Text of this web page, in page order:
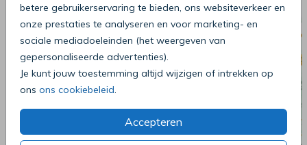
betere gebruikerservaring te bieden, ons websiteverkeer en
onze prestaties te analyseren en voor marketing- en
sociale mediadoeleinden (het weergeven van
gepersonaliseerde advertenties).
Je kunt jouw toestemming altijd wijzigen of intrekken op
ons ons cookiebeleid
Accepteren